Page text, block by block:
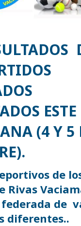
(4 Y 5
.
de
Rivas
de
diferentes..